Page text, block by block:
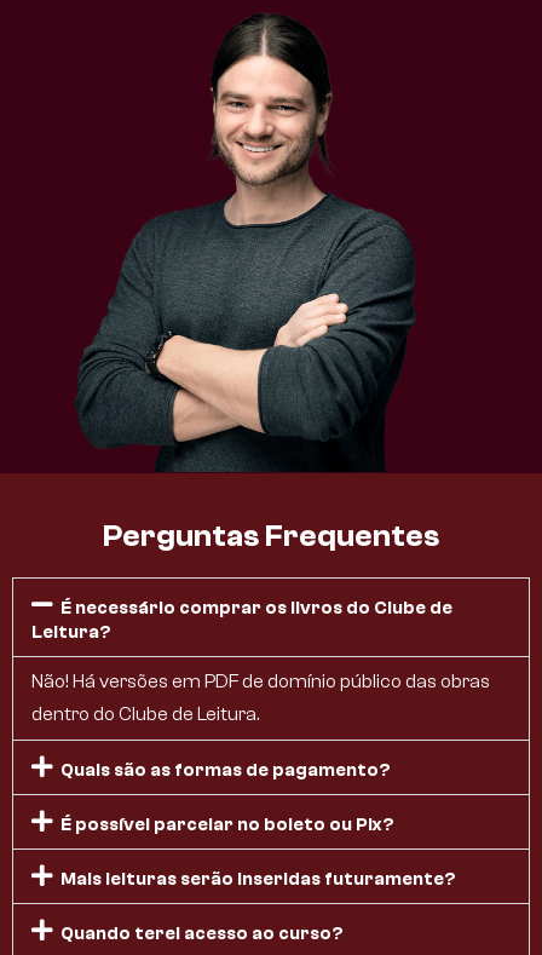
Perguntas Frequentes
É necessário comprar os livros do Clube de
Leitura?
Não! Há versões em PDF de domínio público das obras
dentro do Clube de Leitura.
Quais são as formas de pagamento?
É possível parcelar no boleto ou Pix?
Mais leituras serão inseridas futuramente?
Quando terei acesso ao curso?